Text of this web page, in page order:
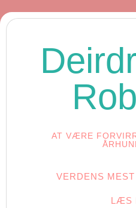
AT VÆRE
VERDENS
LÆS